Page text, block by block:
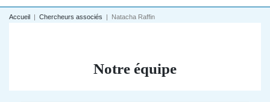
Accueil | Chercheurs associés | Natacha Raffin
Notre équipe